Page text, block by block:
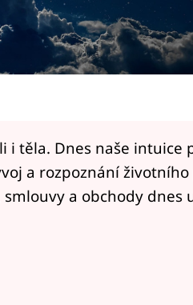
i těla. Dnes naše intuice
a rozpoznání
a obchody dnes